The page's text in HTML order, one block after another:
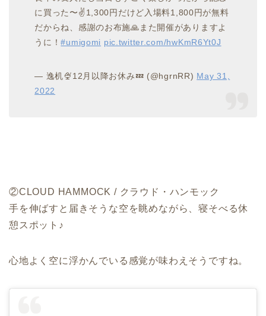
に買った〜✌️1,300円だけど入場料1,800円が無料
だからね、感謝のお布施🙏また開催がありますよ
うに！#umigomi pic.twitter.com/hwKmR6Yt0J
— 逸机🍨12月以降お休み💤 (@hgrnRR) May 31,
2022
②CLOUD HAMMOCK / クラウド・ハンモック
手を伸ばすと届きそうな空を眺めながら、寝そべる休
憩スポット♪
心地よく空に浮かんでいる感覚が味わえそうですね。